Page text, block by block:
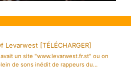
Levarwest [TÉLÉCHARGER]
un site "www.levarwest.fr.st" ou on
de sons inédit de rappeurs du…